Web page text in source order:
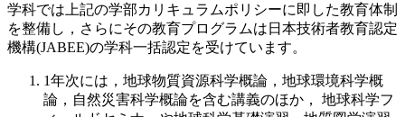
学科では上記の学部カリキュラムポリシーに即した教育体制
を整備し，さらにその教育プログラムは日本技術者教育認定
機構(JABEE)の学科一括認定を受けています。
1年次には，地球物質資源科学概論，地球環境科学概
論，自然災害科学概論を含む講義のほか， 地球科学フ